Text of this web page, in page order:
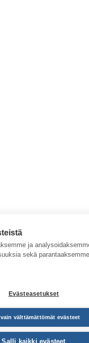
ja
sekä
Evästeasetukset
välttämättömät evästeet
Salli kaikki evästeet